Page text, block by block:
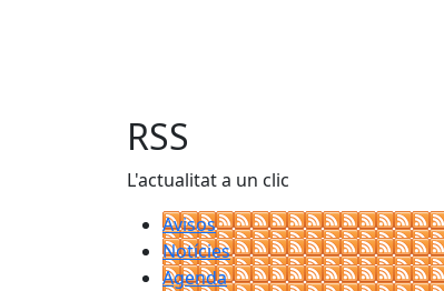
RSS
L'actualitat a un clic
Avisos
Notícies
Agenda